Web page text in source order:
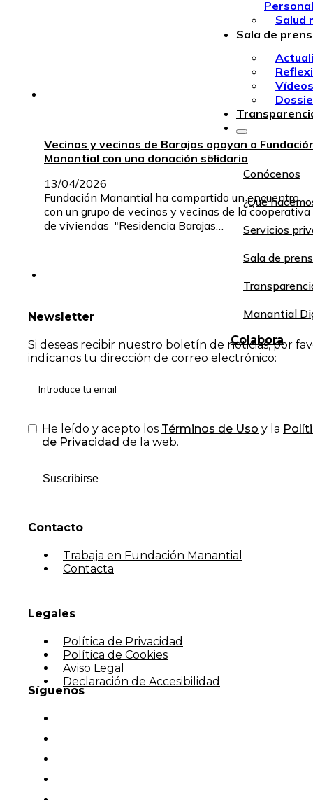
Personal
Salud
Sala de
Vídeos
Conócenos
¿Qué
Servicios
Sala de
Manantial
Colabora
Vecinos y vecinas de Barajas apoyan a
Manantial con una donación solidaria
13/04/2026
Fundación Manantial ha compartido un encuentro
con un grupo de vecinos y vecinas de la cooperativa
de viviendas "Residencia Barajas…
Newsletter
Si deseas recibir nuestro boletín de noticias, por
indícanos tu dirección de correo electrónico:
He leído y acepto los Términos de Uso y la
de Privacidad de la web.
Suscribirse
Contacto
Trabaja en Fundación Manantial
Contacta
Legales
Política de Privacidad
Política de Cookies
Aviso Legal
Declaración de Accesibilidad
Síguenos